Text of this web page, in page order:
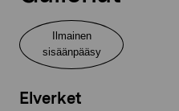
Ilmainen
sisäänpääsy
Elverket